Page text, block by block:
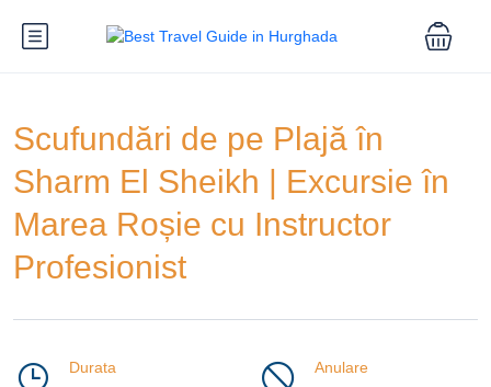
Scufundări de pe Plajă în
Sharm El Sheikh | Excursie în
Marea Roșie cu Instructor
Profesionist
Durata
Anulare